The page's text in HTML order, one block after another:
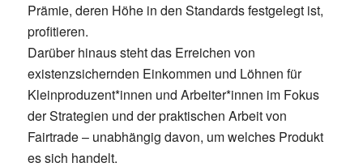
Prämie, deren Höhe in den Standards festgelegt ist,
profitieren.
Darüber hinaus steht das Erreichen von
existenzsichernden Einkommen und Löhnen für
Kleinproduzent*innen und Arbeiter*innen im Fokus
der Strategien und der praktischen Arbeit von
Fairtrade – unabhängig davon, um welches Produkt
es sich handelt.